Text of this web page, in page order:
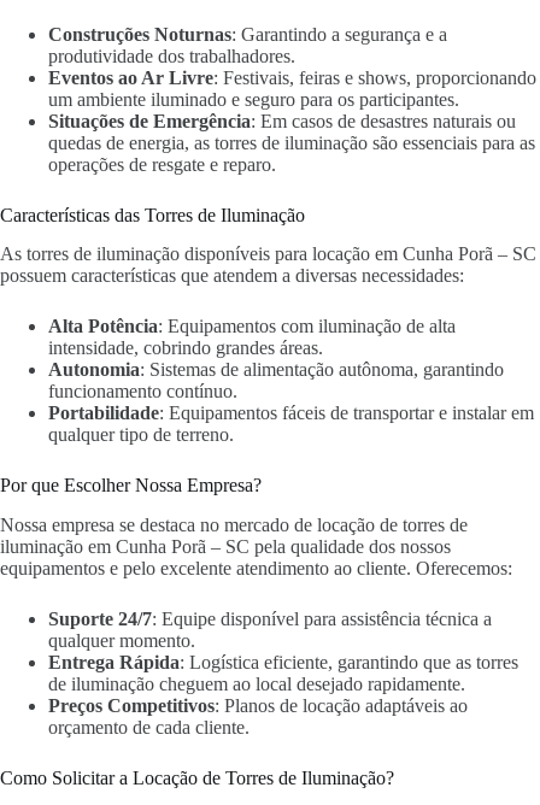
Construções Noturnas: Garantindo a segurança e a
produtividade dos trabalhadores.
Eventos ao Ar Livre: Festivais, feiras e shows, proporcionando
um ambiente iluminado e seguro para os participantes.
Situações de Emergência: Em casos de desastres naturais ou
quedas de energia, as torres de iluminação são essenciais para as
operações de resgate e reparo.
Características das Torres de Iluminação
As torres de iluminação disponíveis para locação em Cunha Porã – SC
possuem características que atendem a diversas necessidades:
Alta Potência: Equipamentos com iluminação de alta
intensidade, cobrindo grandes áreas.
Autonomia: Sistemas de alimentação autônoma, garantindo
funcionamento contínuo.
Portabilidade: Equipamentos fáceis de transportar e instalar em
qualquer tipo de terreno.
Por que Escolher Nossa Empresa?
Nossa empresa se destaca no mercado de locação de torres de
iluminação em Cunha Porã – SC pela qualidade dos nossos
equipamentos e pelo excelente atendimento ao cliente. Oferecemos:
Suporte 24/7: Equipe disponível para assistência técnica a
qualquer momento.
Entrega Rápida: Logística eficiente, garantindo que as torres
de iluminação cheguem ao local desejado rapidamente.
Preços Competitivos: Planos de locação adaptáveis ao
orçamento de cada cliente.
Como Solicitar a Locação de Torres de Iluminação?